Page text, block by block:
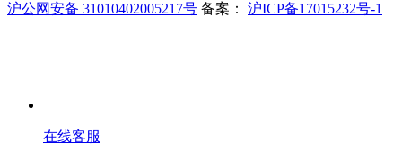
沪公网安备 31010402005217号 备案： 沪ICP备17015232号-1
在线客服